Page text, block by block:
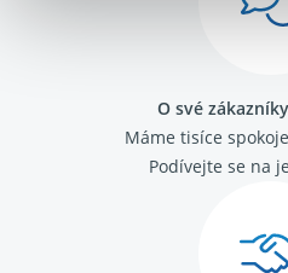
O své
Máme tisíce
Podívejte se na